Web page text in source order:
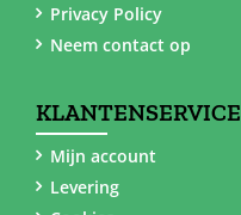
Privacy Policy
Neem contact op
KLANTENSERVICE
Mijn account
Levering